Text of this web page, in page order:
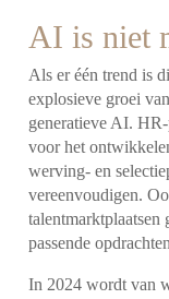
AI is niet
Als er één trend is
explosieve groei
generatieve AI.
voor het
werving- en
vereenvoudigen.
talentmarktplaatsen
passende
In 2024 wordt van